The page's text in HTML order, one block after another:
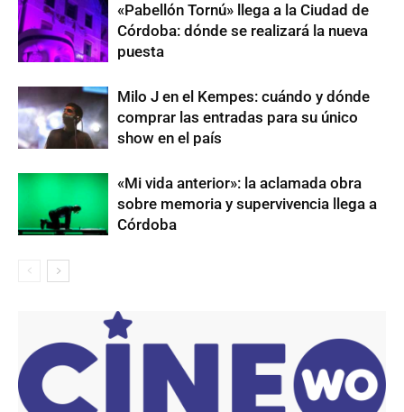
«Pabellón Tornú» llega a la Ciudad de
Córdoba: dónde se realizará la nueva
puesta
Milo J en el Kempes: cuándo y dónde
comprar las entradas para su único
show en el país
«Mi vida anterior»: la aclamada obra
sobre memoria y supervivencia llega a
Córdoba